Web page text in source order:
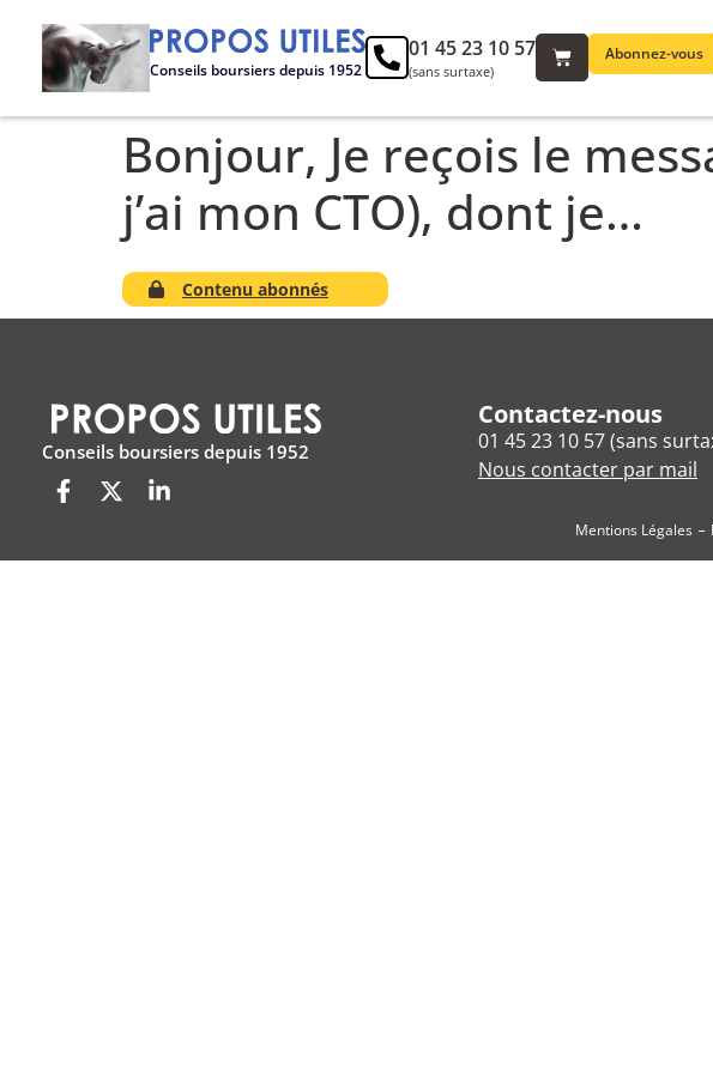
Conseils boursiers depuis 1952
Abonnez-vous
01 45 23 10 57
(sans surtaxe)
Bonjour, Je reçois le
j’ai mon CTO), dont je…
Contenu abonnés
Conseils boursiers depuis 1952
Contactez-nous
01 45 23 10 57 (sans
Nous contacter par mail
Mentions Légales